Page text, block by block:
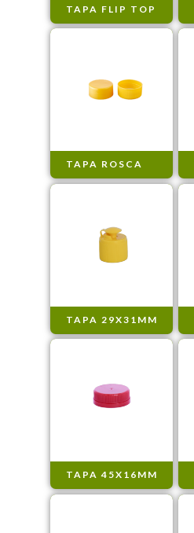
TAPA FLIP TOP
TAPA ROSCA
TAPA 29X31MM
TAPA 45X16MM